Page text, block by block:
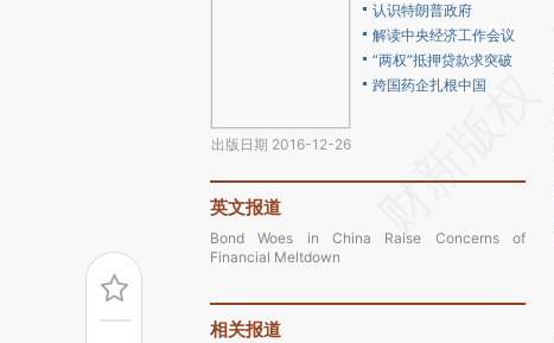
出版日期 2016-12-26
认识特朗普政府
解读中央经济工作会议
“两权”抵押贷款求突破
跨国药企扎根中国
英文报道
Bond Woes in China Raise Concerns of
Financial Meltdown
相关报道